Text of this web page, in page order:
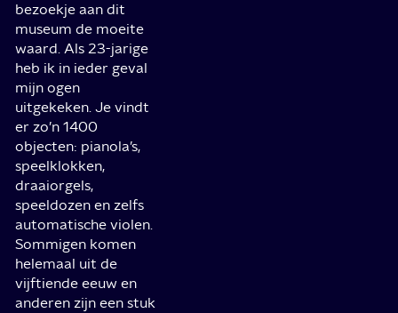
bezoekje aan dit
museum de moeite
waard. Als 23-jarige
heb ik in ieder geval
mijn ogen
uitgekeken. Je vindt
er zo’n 1400
objecten: pianola’s,
speelklokken,
draaiorgels,
speeldozen en zelfs
automatische violen.
Sommigen komen
helemaal uit de
vijftiende eeuw en
anderen zijn een stuk